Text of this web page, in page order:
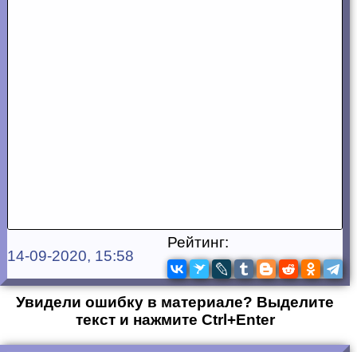
14-09-2020, 15:58
Рейтинг:
Увидели ошибку в материале? Выделите
текст и нажмите Ctrl+Enter